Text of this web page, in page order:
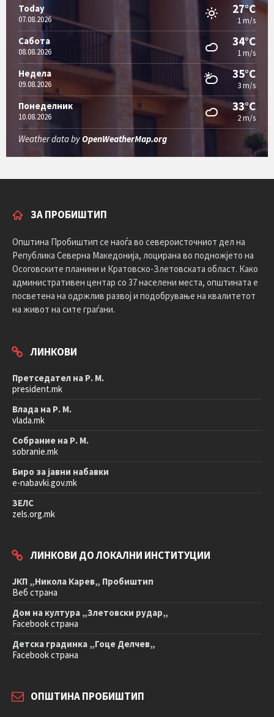
Today
07.08.2026
27°C
1 m/s
Сабота
08.08.2026
34°C
1 m/s
Недела
09.08.2026
35°C
3 m/s
Понеделник
10.08.2026
33°C
2 m/s
Weather data byOpenWeatherMap.org
ЗА ПРОБИШТИП
Општина Пробиштип се наоѓа во североисточниот дел на
Република Северна Македонија, лоцирана во подножјето на
Осоговските планини и Кратовско-Злетовската област. Како
административен центар со 37 населени места, општината е
посветена на одржлив развој и подобрување на квалитетот
на живот на сите граѓани.
ЛИНКОВИ
Претседател на Р. М.
president.mk
Влада на Р. М.
vlada.mk
Собрание на Р. М.
sobranie.mk
Биро за јавни набавки
e-nabavki.gov.mk
ЗЕЛС
zels.org.mk
ЛИНКОВИ ДО ЛОКАЛНИ ИНСТИТУЦИИ
ЈКП „Никола Карев„ Пробиштип
Веб страна
Дом на култура „Злетовски рудар„
Facebook страна
Детска градинка „Гоце Делчев„
Facebook страна
ОПШТИНА ПРОБИШТИП